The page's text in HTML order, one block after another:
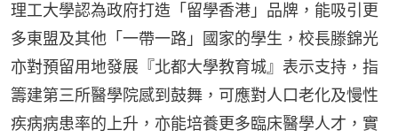
理工大學認為政府打造「留學香港」品牌，能吸引更
多東盟及其他「一帶一路」國家的學生，校長滕錦光
亦對預留用地發展『北都大學教育城』表示支持，指
籌建第三所醫學院感到鼓舞，可應對人口老化及慢性
疾病病患率的上升，亦能培養更多臨床醫學人才，實